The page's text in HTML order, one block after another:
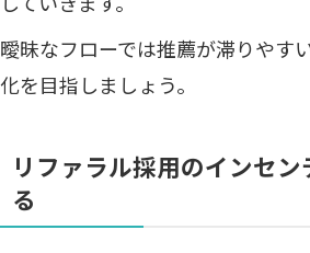
曖昧なフローでは推薦が滞りやす
化を目指しましょう。
リファラル採用のインセ
る